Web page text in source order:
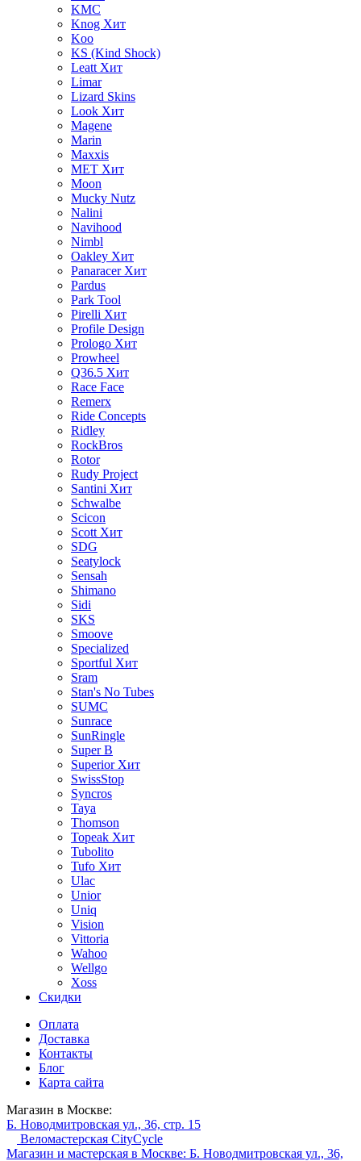
KMC
Knog Хит
Koo
KS (Kind Shock)
Leatt Хит
Limar
Lizard Skins
Look Хит
Magene
Marin
Maxxis
MET Хит
Moon
Mucky Nutz
Nalini
Navihood
Nimbl
Oakley Хит
Panaracer Хит
Pardus
Park Tool
Pirelli Хит
Profile Design
Prologo Хит
Prowheel
Q36.5 Хит
Race Face
Remerx
Ride Concepts
Ridley
RockBros
Rotor
Rudy Project
Santini Хит
Schwalbe
Scicon
Scott Хит
SDG
Seatylock
Sensah
Shimano
Sidi
SKS
Smoove
Specialized
Sportful Хит
Sram
Stan's No Tubes
SUMC
Sunrace
SunRingle
Super B
Superior Хит
SwissStop
Syncros
Taya
Thomson
Topeak Хит
Tubolito
Tufo Хит
Ulac
Unior
Uniq
Vision
Vittoria
Wahoo
Wellgo
Xoss
Скидки
Оплата
Доставка
Контакты
Блог
Карта сайта
Магазин в Москве:
Б. Новодмитровская ул., 36, стр. 15
Веломастерская CityCycle
Магазин и мастерская в Москве: Б. Новодмитровская ул., 36,